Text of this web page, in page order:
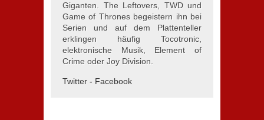
Giganten. The Leftovers, TWD und
Game of Thrones begeistern ihn bei
Serien und auf dem Plattenteller
erklingen häufig Tocotronic,
elektronische Musik, Element of
Crime oder Joy Division.
Twitter - Facebook